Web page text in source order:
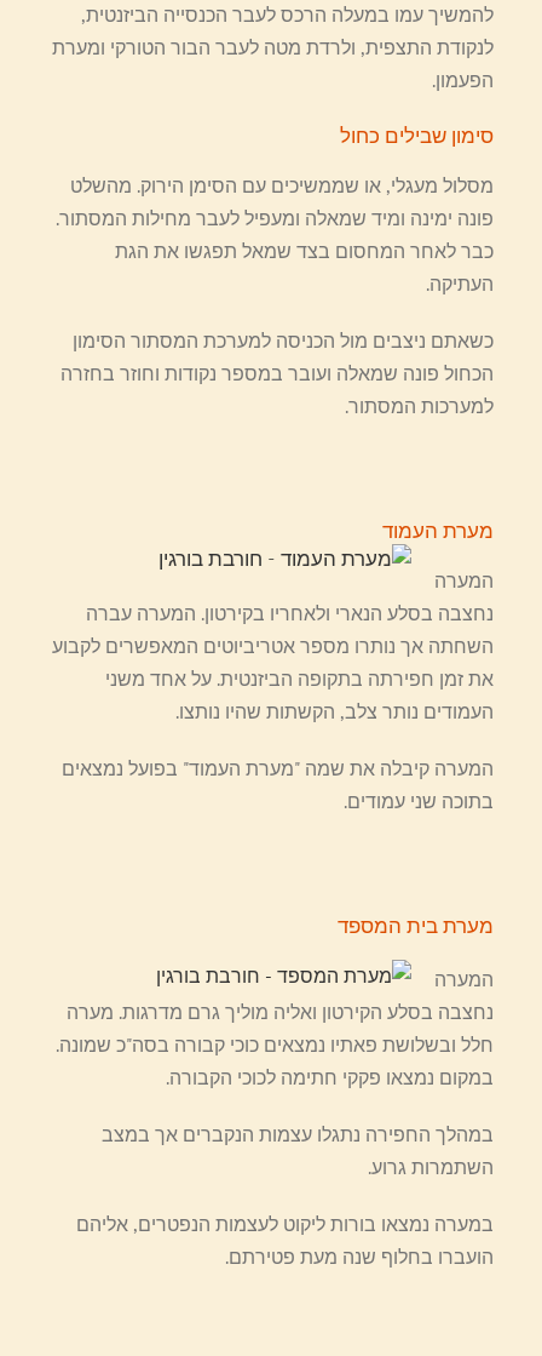
להמשיך עמו במעלה הרכס לעבר הכנסייה הביזנטית,
לנקודת התצפית, ולרדת מטה לעבר הבור הטורקי ומערת
הפעמון.
סימון שבילים כחול
מסלול מעגלי, או שממשיכים עם הסימן הירוק. מהשלט
פונה ימינה ומיד שמאלה ומעפיל לעבר מחילות המסתור.
כבר לאחר המחסום בצד שמאל תפגשו את הגת
העתיקה.
כשאתם ניצבים מול הכניסה למערכת המסתור הסימון
הכחול פונה שמאלה ועובר במספר נקודות וחוזר בחזרה
למערכות המסתור.
מערת העמוד
המערה
נחצבה בסלע הנארי ולאחריו בקירטון. המערה עברה
השחתה אך נותרו מספר אטריביוטים המאפשרים לקבוע
את זמן חפירתה בתקופה הביזנטית. על אחד משני
העמודים נותר צלב, הקשתות שהיו נותצו.
המערה קיבלה את שמה "מערת העמוד" בפועל נמצאים
בתוכה שני עמודים.
מערת בית המספד
המערה
נחצבה בסלע הקירטון ואליה מוליך גרם מדרגות. מערה
חלל ובשלושת פאתיו נמצאים כוכי קבורה בסה"כ שמונה.
במקום נמצאו פקקי חתימה לכוכי הקבורה.
במהלך החפירה נתגלו עצמות הנקברים אך במצב
השתמרות גרוע.
במערה נמצאו בורות ליקוט לעצמות הנפטרים, אליהם
הועברו בחלוף שנה מעת פטירתם.